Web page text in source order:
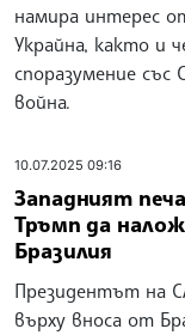
намира интерес
Украйна, както и
споразумение
война.
10.07.2025 09:16
Западният
Тръмп да
Бразилия
Президентът на
върху вноса от